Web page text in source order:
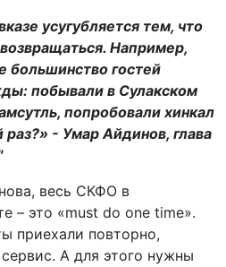
усугубляется тем, что
Например,
большинство гостей
побывали в Сулакском
попробовали хинкал
раз?» - Умар Айдинов, глава
весь СКФО в
– это «must do one time».
приехали повторно,
А для этого нужны